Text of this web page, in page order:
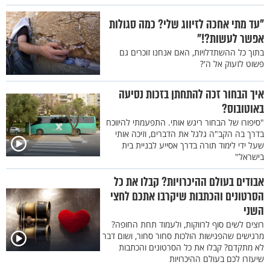
"עד מתי אחכה לזיווג שלי? כמה סגולות
אפשר לעשות?!"
בתוך כל ההשתדלויות, האם אנחנו זוכרים גם
פשוט לזעוק אל ה'?
איך הבחור זכה להתחתן בזכות נסיעה
באוטובוס?
"סיפורו של הבחור ריגש אותי. התפעמתי להיווכח
בדרך בה הקב"ה גלגל את הדברים, וזיכה אותי
שעל ידי לימוד תורה בדרך אסייע לבניית בית
בישראל"
אבודים בעולם ההיכרויות? קבלו את כל
הסרטונים והכתבות שיקרבו אתכם לחצי
השני
רוצים לשים סוף לרווקות, ולעמוד תחת החופה?
מרגישים שהפגישות הולכות סחור סחור, ושום דבר
לא מתקדם? קבלו את כל הסרטונים והכתבות
שיעזרו לכם בעולם ההיכרויות